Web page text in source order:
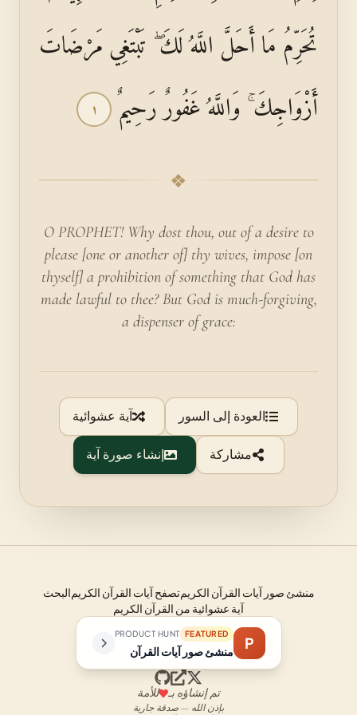
تُحَرِّمُ مَا أَحَلَّ اللَّهُ لَكَ ۖ تَبْتَغِي مَرْضَاتَ
أَزْوَاجِكَ ۚ وَاللَّهُ غَفُورٌ رَحِيمٌ ١
❖
O PROPHET! Why dost thou, out of a desire to
please [one or another of] thy wives, impose [on
thyself] a prohibition of something that God has
made lawful to thee? But God is much-forgiving,
a dispenser of grace:
العودة إلى السور آية عشوائية
مشاركة إنشاء صورة آية
منشئ صور آيات القرآن الكريمتصفح آيات القرآن الكريمالبحث
آية عشوائية من القرآن الكريم
P
FEATURED
PRODUCT HUNT
منشئ صور آيات القرآن
تم إنشاؤه بـ للأمة
بإذن الله — صدقة جارية